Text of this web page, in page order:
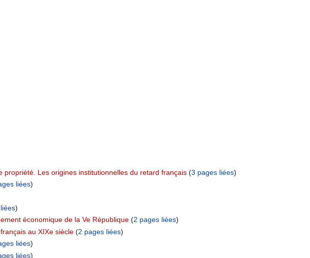
Les origines institutionnelles du retard français‏‎ (3 pages liées)
liées)
)
économique de la Ve République‏‎ (2 pages liées)
au XIXe siècle‏‎ (2 pages liées)
liées)
liées)